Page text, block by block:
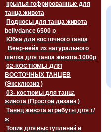
крылья гофрированные для
танца живота
Подносы для танца живота
bellydance 6500 p
Юбка для восточного танца
Веер-вейл из натурального
шёлка для танца живота.1000p
02-КОСТЮМЫ ДЛЯ
ВОСТОЧНЫХ ТАНЦЕВ
(Эксклюзив )
03- костюмы для танца
живота (Простой дизайн )
Танец живота атрибуты для т/
ж
Топик для выступлений и